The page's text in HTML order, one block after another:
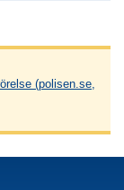
(polisen.se,